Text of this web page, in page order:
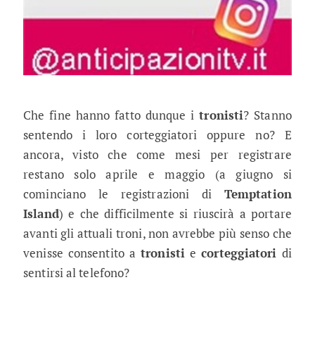
Che fine hanno fatto dunque itronisti? Stanno
sentendo i loro corteggiatori oppure no? E
ancora, visto che come mesi per registrare
restano solo aprile e maggio (a giugno si
cominciano le registrazioni di Temptation
Island) e che difficilmente si riuscirà a portare
avanti gli attuali troni, non avrebbe più senso che
venisse consentito atronistiecorteggiatori di
sentirsi al telefono?